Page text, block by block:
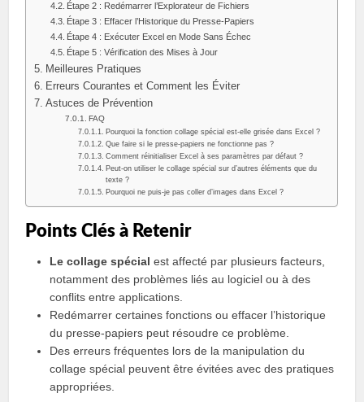
Étape 2 : Redémarrer l’Explorateur de Fichiers
Étape 3 : Effacer l’Historique du Presse-Papiers
Étape 4 : Exécuter Excel en Mode Sans Échec
Étape 5 : Vérification des Mises à Jour
Meilleures Pratiques
Erreurs Courantes et Comment les Éviter
Astuces de Prévention
FAQ
Pourquoi la fonction collage spécial est-elle grisée dans Excel ?
Que faire si le presse-papiers ne fonctionne pas ?
Comment réinitialiser Excel à ses paramètres par défaut ?
Peut-on utiliser le collage spécial sur d’autres éléments que du
texte ?
Pourquoi ne puis-je pas coller d’images dans Excel ?
Points Clés à Retenir
Le collage spécial est affecté par plusieurs facteurs,
notamment des problèmes liés au logiciel ou à des
conflits entre applications.
Redémarrer certaines fonctions ou effacer l’historique
du presse-papiers peut résoudre ce problème.
Des erreurs fréquentes lors de la manipulation du
collage spécial peuvent être évitées avec des pratiques
appropriées.